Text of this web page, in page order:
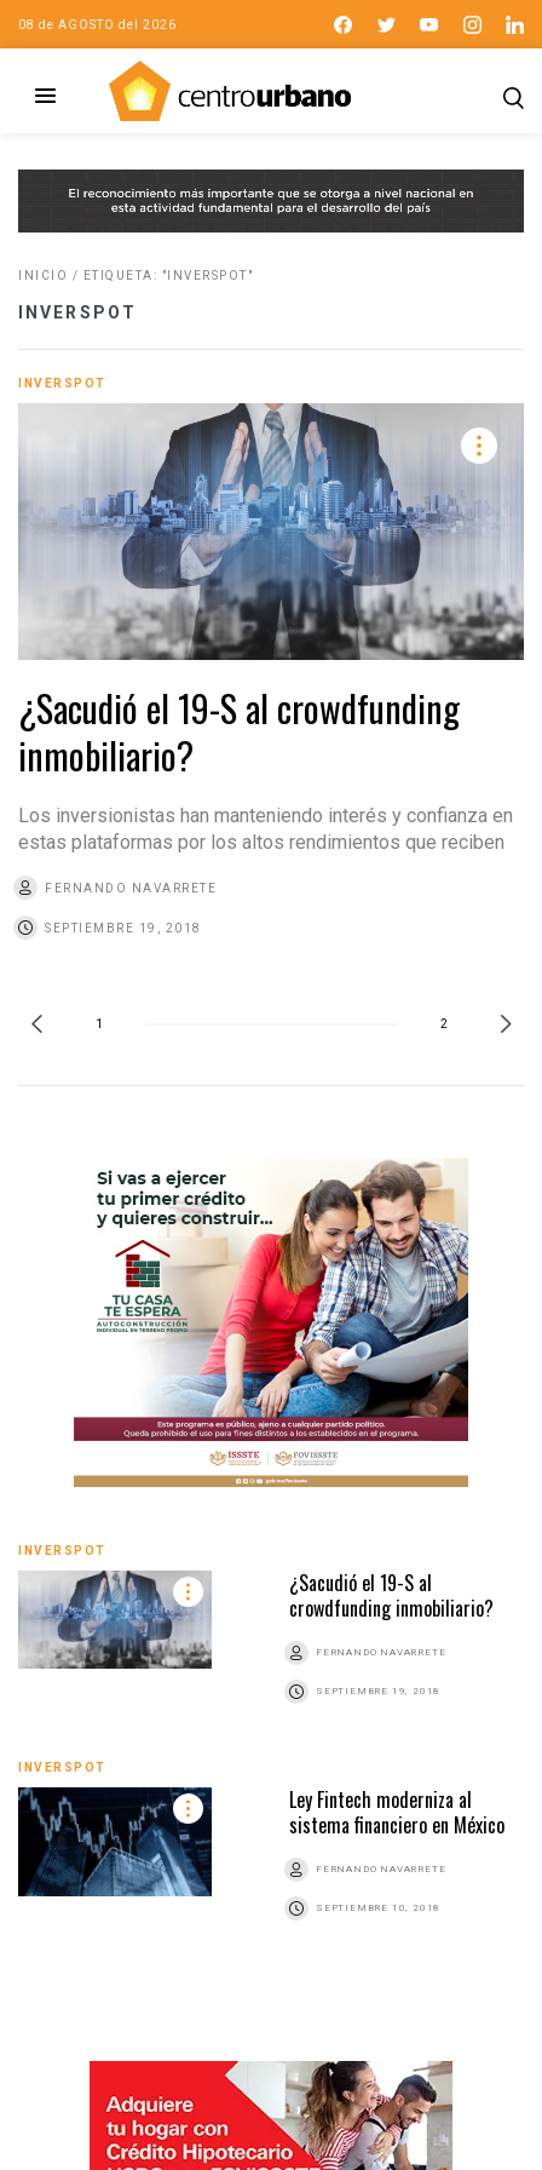
08 de AGOSTO del 2026
INICIO / ETIQUETA: "INVERSPOT"
INVERSPOT
INVERSPOT
¿Sacudió el 19-S al crowdfunding
inmobiliario?
Los inversionistas han manteniendo interés y confianza en
estas plataformas por los altos rendimientos que reciben
FERNANDO NAVARRETE
SEPTIEMBRE 19, 2018
1 2
INVERSPOT
¿Sacudió el 19-S al
crowdfunding inmobiliario?
FERNANDO NAVARRETE
SEPTIEMBRE 19, 2018
INVERSPOT
Ley Fintech moderniza al
sistema financiero en México
FERNANDO NAVARRETE
SEPTIEMBRE 10, 2018